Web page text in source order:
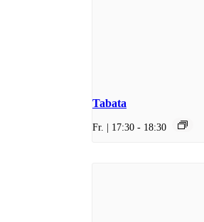
Tabata
Fr. | 17:30 - 18:30